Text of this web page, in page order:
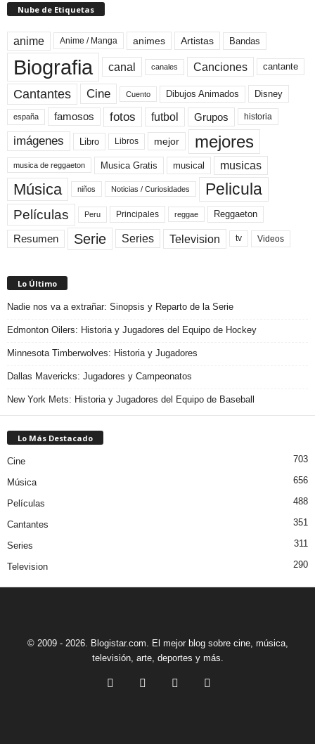
Nube de Etiquetas
anime Anime / Manga animes Artistas Bandas
Biografia canal canales Canciones cantante
Cantantes Cine Cuento Dibujos Animados Disney
españa famosos fotos futbol Grupos historia
imágenes Libro Libros mejor mejores
musica de reggaeton Musica Gratis musical musicas
Música niños Noticias / Curiosidades Pelicula
Películas Peru Principales reggae Reggaeton
Resumen Serie Series Television tv Videos
Lo Último
Nadie nos va a extrañar: Sinopsis y Reparto de la Serie
Edmonton Oilers: Historia y Jugadores del Equipo de Hockey
Minnesota Timberwolves: Historia y Jugadores
Dallas Mavericks: Jugadores y Campeonatos
New York Mets: Historia y Jugadores del Equipo de Baseball
Lo Más Destacado
Cine 703
Música 656
Películas 488
Cantantes 351
Series 311
Television 290
© 2009 - 2026. Blogistar.com. El mejor blog sobre cine, música,
televisión, arte, deportes y más.